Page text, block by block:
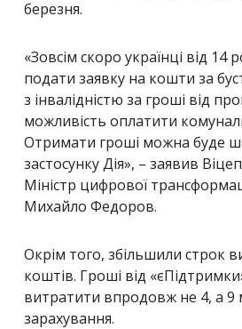
березня.
«Зовсім скоро українці від 14
подати заявку на кошти за
з інвалідністю за гроші від
можливість оплатити
Отримати гроші можна буде
застосунку Дія», – заявив
Міністр цифрової
Михайло Федоров.
Окрім того, збільшили строк
коштів. Гроші від
витратити впродовж не 4, а 9
зарахування.